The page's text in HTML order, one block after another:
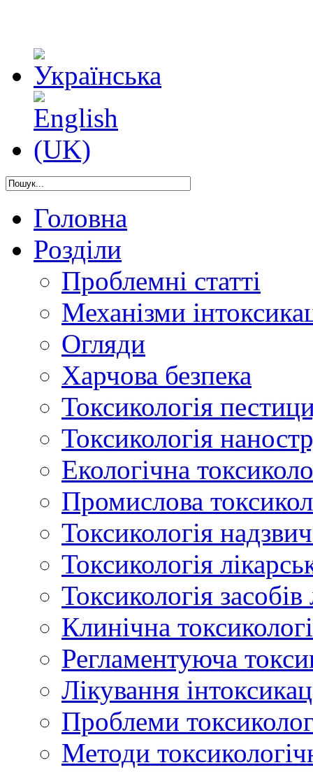
Головна
Розділи
Проблемні статті
Механізми
Огляди
Харчова безпека
Токсикологія
Токсикологія
Екологічна
Промислова
Токсикологія
Токсикологія
Токсикологія
Клинічна
Регламентуюча
Лікування
Проблеми
Методи